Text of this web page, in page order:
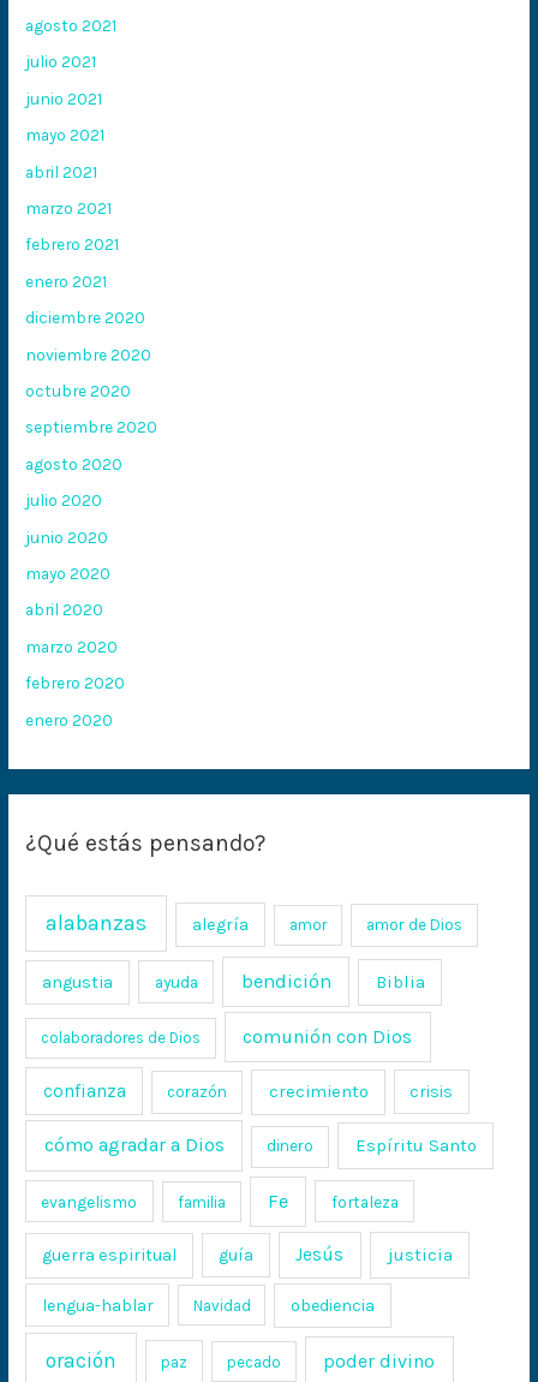
agosto 2021
julio 2021
junio 2021
mayo 2021
abril 2021
marzo 2021
febrero 2021
enero 2021
diciembre 2020
noviembre 2020
octubre 2020
septiembre 2020
agosto 2020
julio 2020
junio 2020
mayo 2020
abril 2020
marzo 2020
febrero 2020
enero 2020
¿Qué estás pensando?
alabanzas alegría amor amor de Dios
angustia ayuda bendición Biblia
colaboradores de Dios comunión con Dios
confianza corazón crecimiento crisis
cómo agradar a Dios dinero Espíritu Santo
evangelismo familia Fe fortaleza
guerra espiritual guía Jesús justicia
lengua-hablar Navidad obediencia
oración paz pecado poder divino